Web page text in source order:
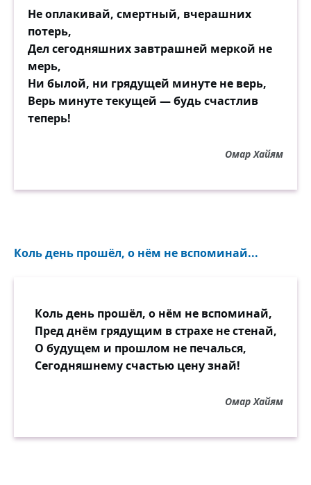
Не оплакивай, смертный, вчерашних
потерь,
Дел сегодняшних завтрашней меркой не
мерь,
Ни былой, ни грядущей минуте не верь,
Верь минуте текущей — будь счастлив
теперь!
Омар Хайям
Коль день прошёл, о нём не вспоминай...
Коль день прошёл, о нём не вспоминай,
Пред днём грядущим в страхе не стенай,
О будущем и прошлом не печалься,
Сегодняшнему счастью цену знай!
Омар Хайям